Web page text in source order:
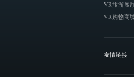
VR旅游展
VR购物商
友情链接